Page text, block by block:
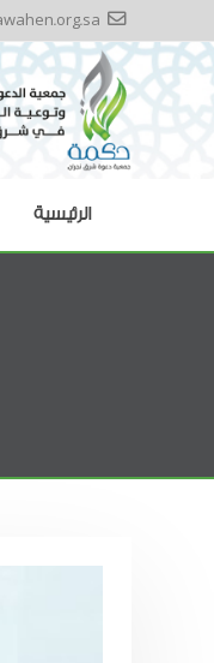
الرئيسية